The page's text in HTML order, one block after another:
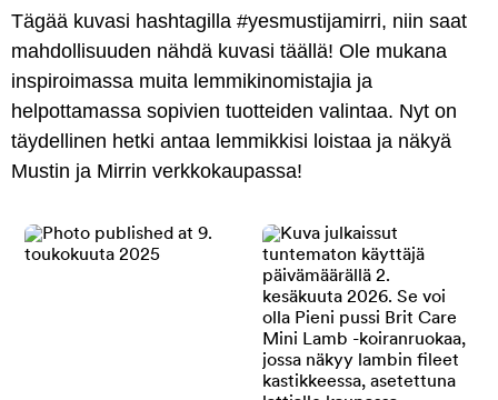
Tägää kuvasi hashtagilla #yesmustijamirri, niin saat
mahdollisuuden nähdä kuvasi täällä! Ole mukana
inspiroimassa muita lemmikinomistajia ja
helpottamassa sopivien tuotteiden valintaa. Nyt on
täydellinen hetki antaa lemmikkisi loistaa ja näkyä
Mustin ja Mirrin verkkokaupassa!